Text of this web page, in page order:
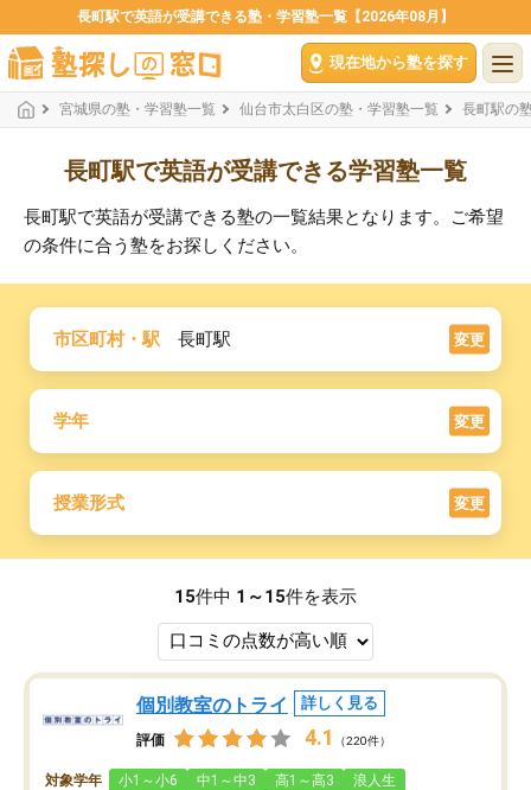
長町駅で英語が受講できる塾・学習塾一覧【2026年08月】
現在地から塾を探す
宮城県の塾・学習塾一覧 仙台市太白区の塾・学習塾一覧 長町駅の
長町駅で英語が受講できる学習塾一覧
長町駅で英語が受講できる塾の一覧結果となります。ご希望
の条件に合う塾をお探しください。
市区町村・駅 長町駅 変更
学年 変更
授業形式 変更
15件中 1～15件を表示
個別教室のトライ 詳しく見る
評価 4.1 （220件）
対象学年 小1～小6 中1～中3 高1～高3 浪人生